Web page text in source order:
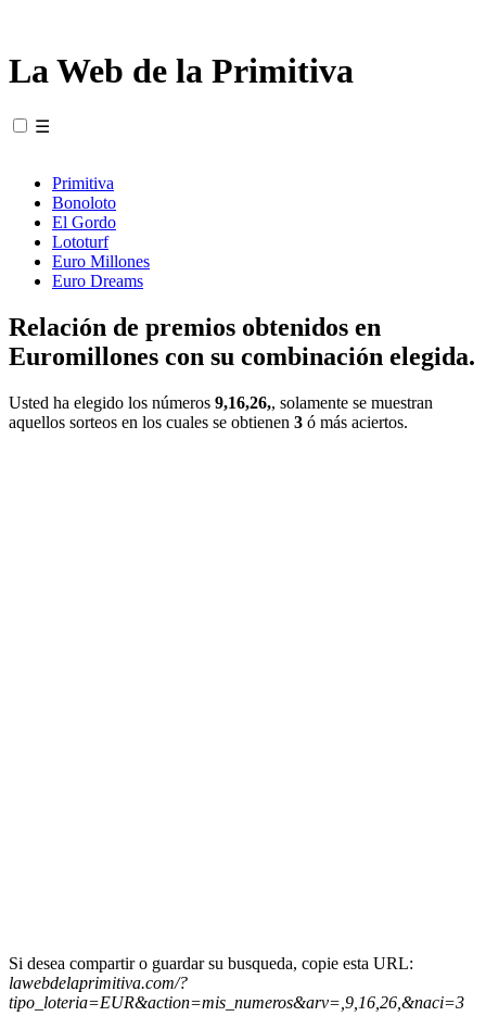
La Web de la Primitiva
☰
Primitiva
Bonoloto
El Gordo
Lototurf
Euro Millones
Euro Dreams
Relación de premios obtenidos en
Euromillones con su combinación elegida.
Usted ha elegido los números 9,16,26,, solamente se muestran
aquellos sorteos en los cuales se obtienen 3 ó más aciertos.
Si desea compartir o guardar su busqueda, copie esta URL:
lawebdelaprimitiva.com/?
tipo_loteria=EUR&action=mis_numeros&arv=,9,16,26,&naci=3